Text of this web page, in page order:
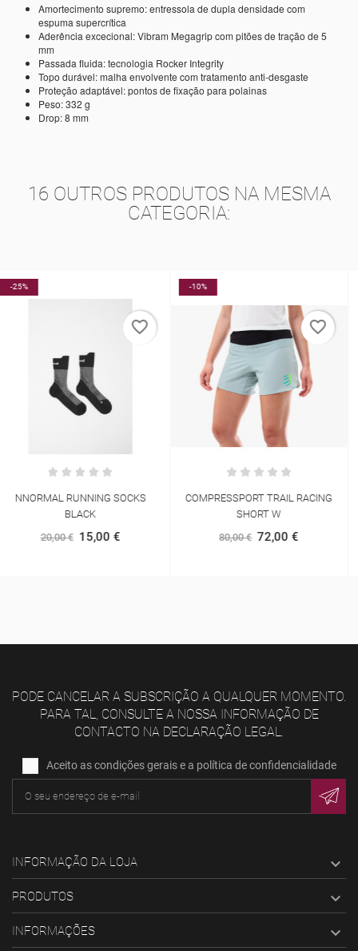
Amortecimento supremo: entressola de dupla densidade com
espuma supercrítica
Aderência excecional: Vibram Megagrip com pitões de tração de 5
mm
Passada fluida: tecnologia Rocker Integrity
Topo durável: malha envolvente com tratamento anti-desgaste
Proteção adaptável: pontos de fixação para polainas
Peso: 332 g
Drop: 8 mm
16 OUTROS PRODUTOS NA MESMA
CATEGORIA:
-10%
COMPRESSPORT TRAIL RACING
SHORT W
80,00 € 72,00 €
favorite_border
MAURTEN SOLID 160
3,40 €
favorite_border
PODE CANCELAR A SUBSCRIÇÃO A QUALQUER MOMENTO.
PARA TAL, CONSULTE A NOSSA INFORMAÇÃO DE
CONTACTO NA DECLARAÇÃO LEGAL.
Aceito as condições gerais e a política de confidencialidade
INFORMAÇÃO DA LOJA 
PRODUTOS 
INFORMAÇÕES 